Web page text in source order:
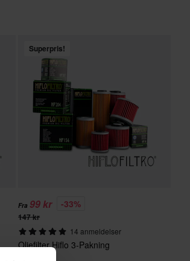
Superpris!
Fra 99 kr -33%
147 kr
14 anmeldelser
Oljefilter Hiflo 3-Pakning